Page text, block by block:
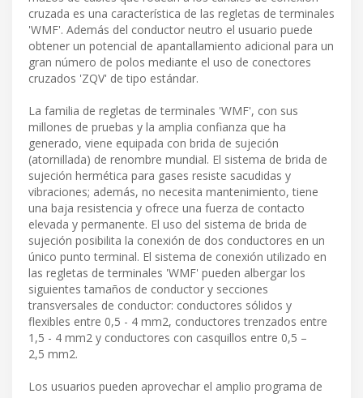
cruzada es una característica de las regletas de terminales
'WMF'. Además del conductor neutro el usuario puede
obtener un potencial de apantallamiento adicional para un
gran número de polos mediante el uso de conectores
cruzados 'ZQV' de tipo estándar.
La familia de regletas de terminales 'WMF', con sus
millones de pruebas y la amplia confianza que ha
generado, viene equipada con brida de sujeción
(atornillada) de renombre mundial. El sistema de brida de
sujeción hermética para gases resiste sacudidas y
vibraciones; además, no necesita mantenimiento, tiene
una baja resistencia y ofrece una fuerza de contacto
elevada y permanente. El uso del sistema de brida de
sujeción posibilita la conexión de dos conductores en un
único punto terminal. El sistema de conexión utilizado en
las regletas de terminales 'WMF' pueden albergar los
siguientes tamaños de conductor y secciones
transversales de conductor: conductores sólidos y
flexibles entre 0,5 - 4 mm2, conductores trenzados entre
1,5 - 4 mm2 y conductores con casquillos entre 0,5 –
2,5 mm2.
Los usuarios pueden aprovechar el amplio programa de